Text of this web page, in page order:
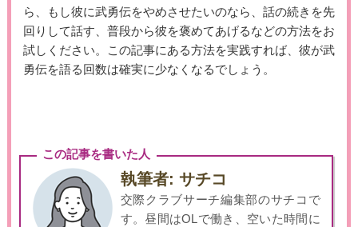
ら、もし彼に武勇伝をやめさせたいのなら、話の続きを先
回りして話す、普段から彼を褒めてあげるなどの方法をお
試しください。この記事にある方法を実践すれば、彼が武
勇伝を語る回数は確実に少なくなるでしょう。
この記事を書いた人
執筆者: サチコ
交際クラブサーチ編集部のサチコで
す。昼間はOLで働き、空いた時間に